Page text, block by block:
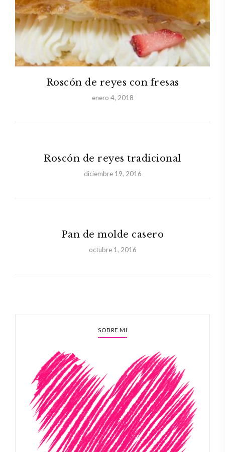
Roscón de reyes con fresas
enero 4, 2018
Roscón de reyes tradicional
diciembre 19, 2016
Pan de molde casero
octubre 1, 2016
SOBRE MI